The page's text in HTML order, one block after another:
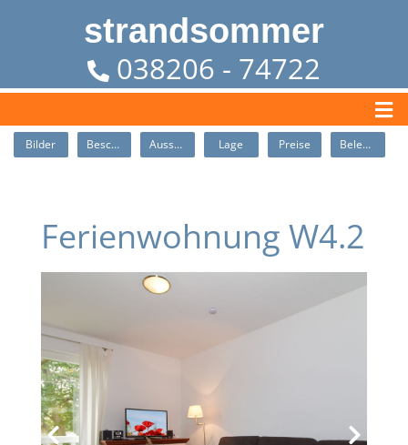
strandsommer
038206 - 74722
Bilder Beschreibung Ausstattung Lage Preise Belegung
Ferienwohnung W4.2
‹ ›